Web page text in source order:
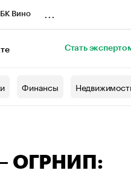
Вино
Стать
Финансы
— ОГРНИП: